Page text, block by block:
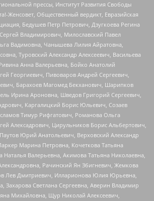
прессы, Институт Развития Свободы
Женсовет, Общественный вердикт, Евразийская
Бедушев Петр Петрович, Дзугкоева Регина
Владимирович, Милославский Павел
Вадимовна, Чанышева Лилия Айратовна,
Туровский Александр Алексеевич, Васильева
Анна Валерьевна, Бойко Анатолий
Георгиевич, Пивоваров Андрей Сергеевич,
Барахоев Магомед Бекханович, Шарипков
Ирина Ароновна, Шведов Григорий Сергеевич,
Каргалицкий Борис Юльевич, Созаев
Тимур Рифгатович, Романова Ольга
Алексадрович, Цирульников Борис Альбертович,
Юрий Анатольевич, Верховский Александр
Марина Петровна, Кочеткова Татьяна
Валерьевна, Акимова Татьяна Николаевна,
Рачинский Ян Збигневич, Жемкова
Лев Дмитриевич, Илларионова Юлия Юрьевна,
Захарова Светлана Сергеевна, Аверин Владимир
Михайловна, Щур Николай Алексеевич,